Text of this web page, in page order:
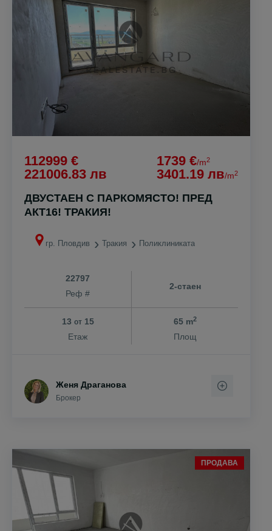
112999 €
221006.83 лв
1739 €/m2
3401.19 лв/m2
ДВУСТАЕН С ПАРКОМЯСТО! ПРЕД
АКТ16! ТРАКИЯ!
гр. Пловдив Тракия Поликлиниката
22797
Реф #
2-стаен
13 от15
Етаж
65 m2
Площ
Женя Драганова
Брокер
ПРОДАВА